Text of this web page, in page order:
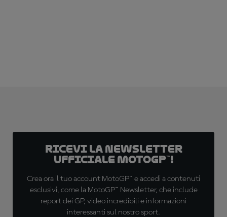
Ricevi la newsletter
ufficiale MotoGP™!
Crea ora il tuo account MotoGP™ e accedi a contenuti
esclusivi, come la MotoGP™ Newsletter, che include
report dei GP, video incredibili e informazioni
interessanti sul nostro sport.